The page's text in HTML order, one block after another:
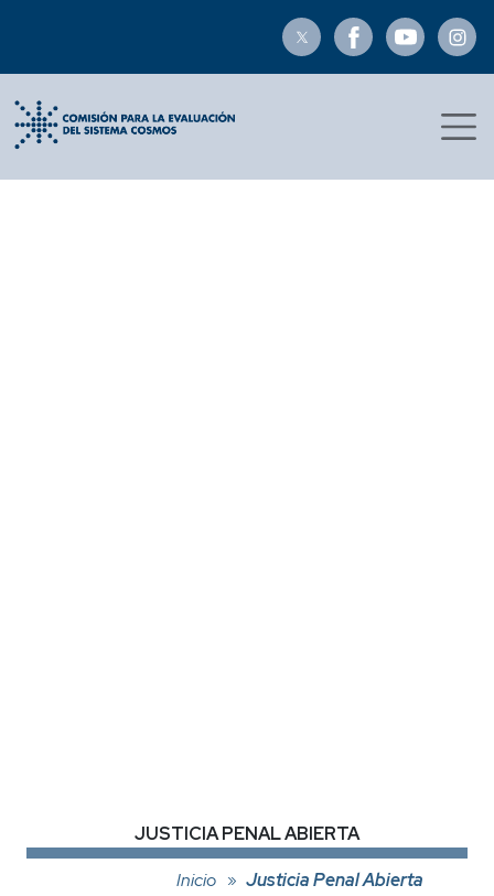
JUSTICIA PENAL ABIERTA
Inicio
Justicia Penal Abierta